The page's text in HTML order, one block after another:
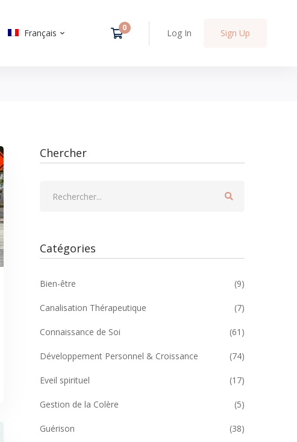
Français Log In Sign Up
Chercher
Catégories
Bien-être (9)
Canalisation Thérapeutique (7)
Connaissance de Soi (61)
Développement Personnel & Croissance (74)
Eveil spirituel (17)
Gestion de la Colère (5)
Guérison (38)